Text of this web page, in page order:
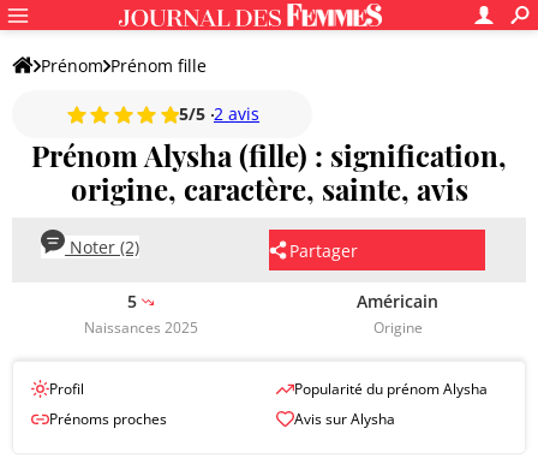
Prénom Prénom fille
5/5 2 avis
Prénom Alysha (fille) : signification,
origine, caractère, sainte, avis
Partager
Noter (2)
5
Naissances 2025
Américain
Origine
Profil
Prénoms proches
Popularité du prénom Alysha
Avis sur Alysha